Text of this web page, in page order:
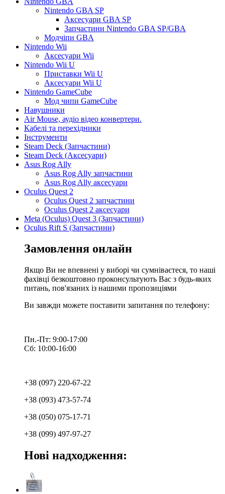
Nintendo GBA SP
Аксесуари GBA SP
Запчастини Nintendo GBA SP/GBA
Модчіпи GBA
Nintendo Wii
Аксесуари Wii
Nintendo Wii U
Приставки Wii U
Аксесуари Wii U
Nintendo GameCube
Мод чипи GameCube
Навушники
Air Mouse, аудіо відео конвертери.
Кабелі та перехідники
Інструменти
Steam Deck (Запчастини)
Steam Deck (Аксесуари)
Asus Rog Ally
Asus Rog Ally запчастини
Asus Rog Ally аксесуари
Oculus Quest 2
Oculus Quest 2 запчастини
Oculus Quest 2 аксесуари
Meta (Oculus) Quest 3 (Запчастини)
Oculus Rift S (Запчастини)
Замовлення онлайн
Якщо Ви не впевнені у виборі чи сумніваєтеся, то наші
фахівці безкоштовно проконсультують Вас з будь-яких
питань, пов'язаних із нашими пропозиціями
Ви завжди можете поставити запитання по телефону:
Пн.-Пт: 9:00-17:00
Сб: 10:00-16:00
+38 (097) 220-67-22
+38 (093) 473-57-74
+38 (050) 075-17-71
+38 (099) 497-97-27
Нові надходження: